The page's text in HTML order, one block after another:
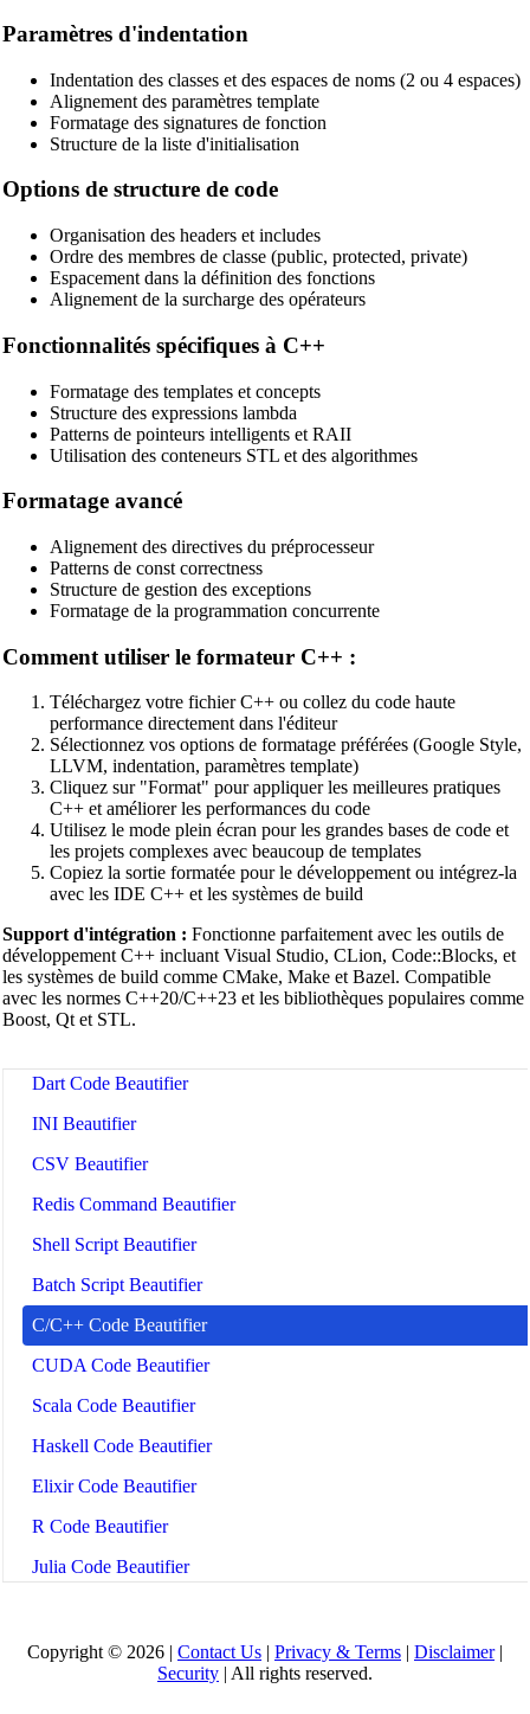
🔗 Related Tools
📝Formateurs & Embellisseurs de Code
🔧 OUTILS
HTML Beautifier
JavaScript Beautifier
TypeScript Beautifier
JSX Beautifier
SCSS Beautifier
JSON Beautifier
XML Beautifier
MySQL SQL Beautifier
PostgreSQL SQL Beautifier
MongoDB Query Beautifier
Nginx Config Beautifier
Apache Config Beautifier
Python Beautifier
Java Code Beautifier
PHP Beautifier
Dart Code Beautifier
INI Beautifier
CSV Beautifier
Redis Command Beautifier
Shell Script Beautifier
Batch Script Beautifier
C/C++ Code Beautifier
CUDA Code Beautifier
Scala Code Beautifier
Haskell Code Beautifier
Elixir Code Beautifier
R Code Beautifier
Julia Code Beautifier
Lua Code Beautifier
Dockerfile Beautifier
Paramètres d'indentation
Indentation des classes et des espaces de noms (2 ou 4 espaces)
Alignement des paramètres template
Formatage des signatures de fonction
Structure de la liste d'initialisation
Options de structure de code
Organisation des headers et includes
Ordre des membres de classe (public, protected, private)
Espacement dans la définition des fonctions
Alignement de la surcharge des opérateurs
Fonctionnalités spécifiques à C++
Formatage des templates et concepts
Structure des expressions lambda
Patterns de pointeurs intelligents et RAII
Utilisation des conteneurs STL et des algorithmes
Formatage avancé
Alignement des directives du préprocesseur
Patterns de const correctness
Structure de gestion des exceptions
Formatage de la programmation concurrente
Comment utiliser le formateur C++ :
Téléchargez votre fichier C++ ou collez du code haute
performance directement dans l'éditeur
Sélectionnez vos options de formatage préférées (Google Style,
LLVM, indentation, paramètres template)
Cliquez sur "Format" pour appliquer les meilleures pratiques
C++ et améliorer les performances du code
Utilisez le mode plein écran pour les grandes bases de code et
les projets complexes avec beaucoup de templates
Copiez la sortie formatée pour le développement ou intégrez-la
avec les IDE C++ et les systèmes de build
Support d'intégration : Fonctionne parfaitement avec les outils de
développement C++ incluant Visual Studio, CLion, Code::Blocks, et
les systèmes de build comme CMake, Make et Bazel. Compatible
avec les normes C++20/C++23 et les bibliothèques populaires comme
Boost, Qt et STL.
Copyright © 2026 | Contact Us | Privacy & Terms | Disclaimer|
Security | All rights reserved.